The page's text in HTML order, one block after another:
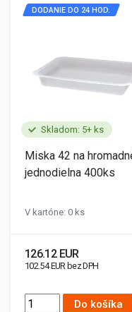
Skladom: 5+ ks
DODANIE DO 24 HOD.
Miska 42 na
jednodielna 400ks
V kartóne: 0 ks
126.12 EUR
102.54 EUR bez DPH
Do košíka